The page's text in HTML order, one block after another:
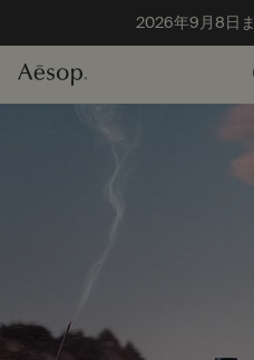
2026年9月8日